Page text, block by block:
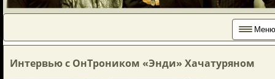
Меню
Интервью с ОнТроником «Энди» Хачатуряном